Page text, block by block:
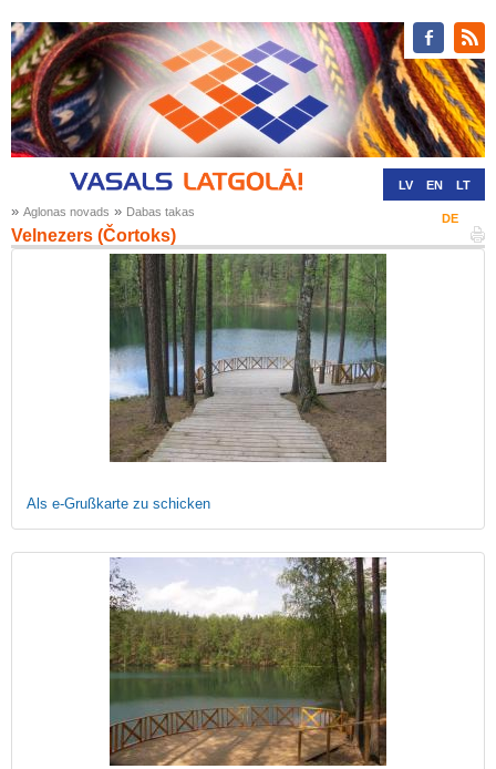
LV EN LT
DE
» Aglonas novads » Dabas takas
Velnezers (Čortoks)
Als e-Grußkarte zu schicken